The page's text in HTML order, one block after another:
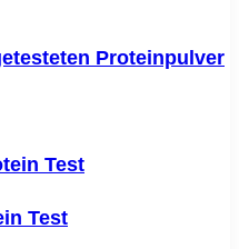
Proteinpulver
Test
Test